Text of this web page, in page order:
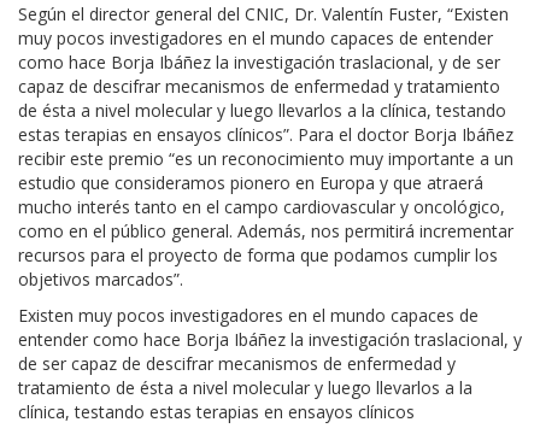
Según el director general del CNIC, Dr. Valentín Fuster, “Existen
muy pocos investigadores en el mundo capaces de entender
como hace Borja Ibáñez la investigación traslacional, y de ser
capaz de descifrar mecanismos de enfermedad y tratamiento
de ésta a nivel molecular y luego llevarlos a la clínica, testando
estas terapias en ensayos clínicos”. Para el doctor Borja Ibáñez
recibir este premio “es un reconocimiento muy importante a un
estudio que consideramos pionero en Europa y que atraerá
mucho interés tanto en el campo cardiovascular y oncológico,
como en el público general. Además, nos permitirá incrementar
recursos para el proyecto de forma que podamos cumplir los
objetivos marcados”.
Existen muy pocos investigadores en el mundo capaces de
entender como hace Borja Ibáñez la investigación traslacional, y
de ser capaz de descifrar mecanismos de enfermedad y
tratamiento de ésta a nivel molecular y luego llevarlos a la
clínica, testando estas terapias en ensayos clínicos